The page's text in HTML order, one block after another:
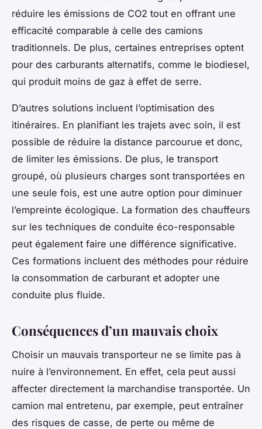
réduire les émissions de CO2 tout en offrant une
efficacité comparable à celle des camions
traditionnels. De plus, certaines entreprises optent
pour des carburants alternatifs, comme le biodiesel,
qui produit moins de gaz à effet de serre.
D’autres solutions incluent l’optimisation des
itinéraires. En planifiant les trajets avec soin, il est
possible de réduire la distance parcourue et donc,
de limiter les émissions. De plus, le transport
groupé, où plusieurs charges sont transportées en
une seule fois, est une autre option pour diminuer
l’empreinte écologique. La formation des chauffeurs
sur les techniques de conduite éco-responsable
peut également faire une différence significative.
Ces formations incluent des méthodes pour réduire
la consommation de carburant et adopter une
conduite plus fluide.
Conséquences d’un mauvais choix
Choisir un mauvais transporteur ne se limite pas à
nuire à l’environnement. En effet, cela peut aussi
affecter directement la marchandise transportée. Un
camion mal entretenu, par exemple, peut entraîner
des risques de casse, de perte ou même de